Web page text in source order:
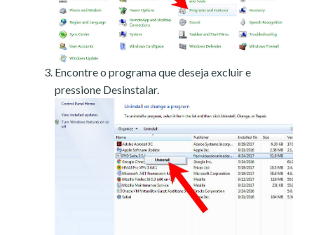
Encontre o programa que deseja excluir e
pressione Desinstalar.